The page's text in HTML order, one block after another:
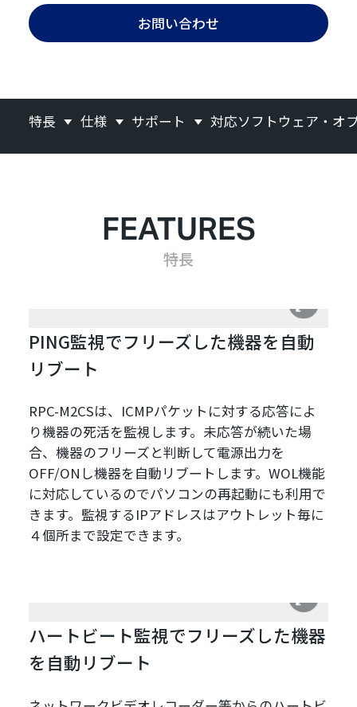
お問い合わせ
特長 仕様 サポート 対応ソフトウェア・オ
FEATURES
特長
PING監視でフリーズした機器を自動
リブート
RPC-M2CSは、ICMPパケットに対する応答によ
り機器の死活を監視します。未応答が続いた場
合、機器のフリーズと判断して電源出力を
OFF/ONし機器を自動リブートします。WOL機能
に対応しているのでパソコンの再起動にも利用で
きます。監視するIPアドレスはアウトレット毎に
４個所まで設定できます。
ハートビート監視でフリーズした機器
を自動リブート